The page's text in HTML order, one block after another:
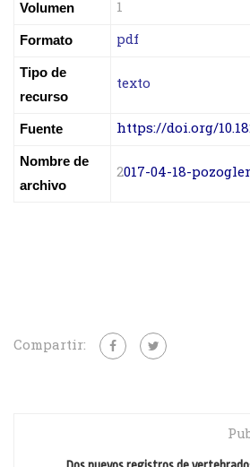
Volumen 1
Formato pdf
Tipo de
recurso
texto
Fuente https://doi.org/
Nombre de
archivo
2017-04-18-
Compartir: